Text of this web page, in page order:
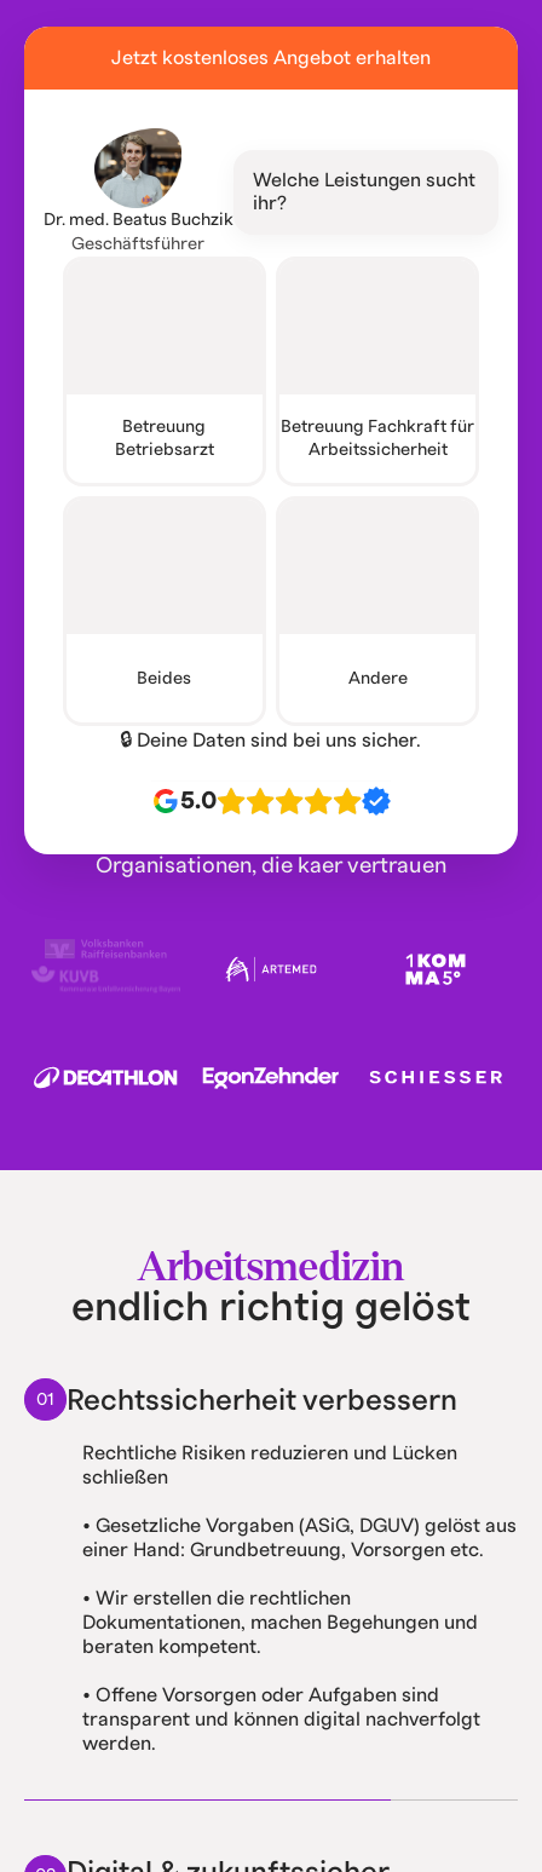
Jetzt kostenloses Angebot erhalten
Dr. med. Beatus Buchzik
Geschäftsführer
Welche Leistungen sucht
ihr?
Betreuung
Betriebsarzt
Betreuung Fachkraft für
Arbeitssicherheit
Beides Andere
🔒 Deine Daten sind bei uns sicher.
5.0
Organisationen, die kaer vertrauen
Arbeitsmedizin
endlich richtig gelöst
01 Rechtssicherheit verbessern
Rechtliche Risiken reduzieren und Lücken
schließen
• Gesetzliche Vorgaben (ASiG, DGUV) gelöst aus
einer Hand: Grundbetreuung, Vorsorgen etc.
• Wir erstellen die rechtlichen
Dokumentationen, machen Begehungen und
beraten kompetent.
• Offene Vorsorgen oder Aufgaben sind
transparent und können digital nachverfolgt
werden.